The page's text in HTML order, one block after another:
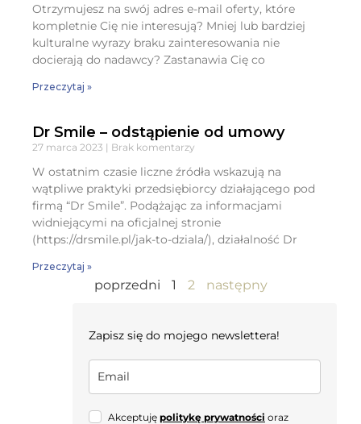
Otrzymujesz na swój adres e-mail oferty, które
kompletnie Cię nie interesują? Mniej lub bardziej
kulturalne wyrazy braku zainteresowania nie
docierają do nadawcy? Zastanawia Cię co
Przeczytaj »
Dr Smile – odstąpienie od umowy
27 marca 2023 Brak komentarzy
W ostatnim czasie liczne źródła wskazują na
wątpliwe praktyki przedsiębiorcy działającego pod
firmą “Dr Smile”. Podążając za informacjami
widniejącymi na oficjalnej stronie
(https://drsmile.pl/jak-to-dziala/), działalność Dr
Przeczytaj »
poprzedni 1 2 następny
Zapisz się do mojego newslettera!
Akceptuję politykę prywatności oraz